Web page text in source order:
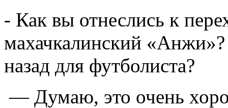
- Как вы отнеслись к
махачкалинский
назад для футболиста?
— Думаю, это очень